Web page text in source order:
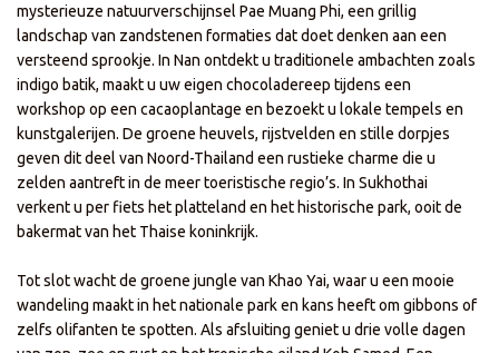
mysterieuze natuurverschijnsel Pae Muang Phi, een grillig
landschap van zandstenen formaties dat doet denken aan een
versteend sprookje. In Nan ontdekt u traditionele ambachten zoals
indigo batik, maakt u uw eigen chocoladereep tijdens een
workshop op een cacaoplantage en bezoekt u lokale tempels en
kunstgalerijen. De groene heuvels, rijstvelden en stille dorpjes
geven dit deel van Noord-Thailand een rustieke charme die u
zelden aantreft in de meer toeristische regio’s. In Sukhothai
verkent u per fiets het platteland en het historische park, ooit de
bakermat van het Thaise koninkrijk.
Tot slot wacht de groene jungle van Khao Yai, waar u een mooie
wandeling maakt in het nationale park en kans heeft om gibbons of
zelfs olifanten te spotten. Als afsluiting geniet u drie volle dagen